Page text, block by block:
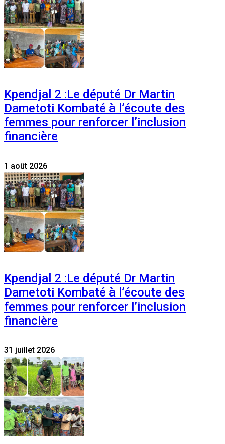
Kpendjal 2 :Le député Dr Martin
Dametoti Kombaté à l’écoute des
femmes pour renforcer l’inclusion
financière
1 août 2026
Kpendjal 2 :Le député Dr Martin
Dametoti Kombaté à l’écoute des
femmes pour renforcer l’inclusion
financière
31 juillet 2026